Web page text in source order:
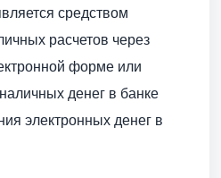
средством
расчетов через
форме или
денег в банке
электронных денег в